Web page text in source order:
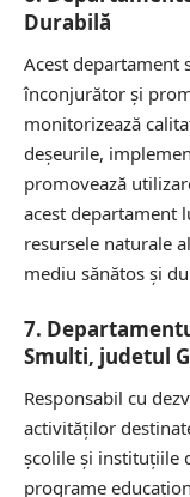
Durabilă
Acest departament
înconjurător și
monitorizează
deșeurile,
promovează
acest departament
resursele naturale
mediu sănătos și
7.
Smulti, judetul
Responsabil cu
activităților
școlile și instituțiile
programe